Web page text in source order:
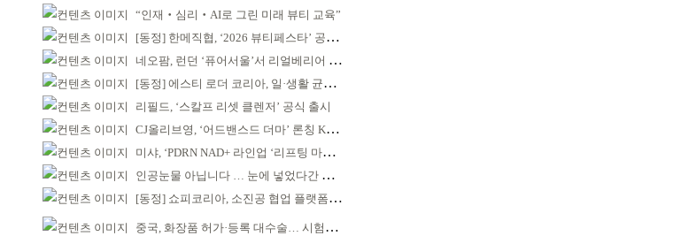
“인재‧심리‧AI로 그린 미래 뷰티 교육”
[동정] 한메직협, ‘2026 뷰티페스타’ 공동 주최
네오팜, 런던 ‘퓨어서울’서 리얼베리어 팝업 운영
[동정] 에스티 로더 코리아, 일·생활 균형 우수 기업
리필드, ‘스칼프 리셋 클렌저’ 공식 출시
CJ올리브영, ‘어드밴스드 더마’ 론칭 K더마 육성 박차
미샤, ‘PDRN NAD+ 라인업 ‘리프팅 마스크’ 출시
인공눈물 아닙니다 … 눈에 넣었다간 각막 손상
[동정] 쇼피코리아, 소진공 협업 플랫폼 선정
중국, 화장품 허가·등록 대수술… 시험자료 공용 허용